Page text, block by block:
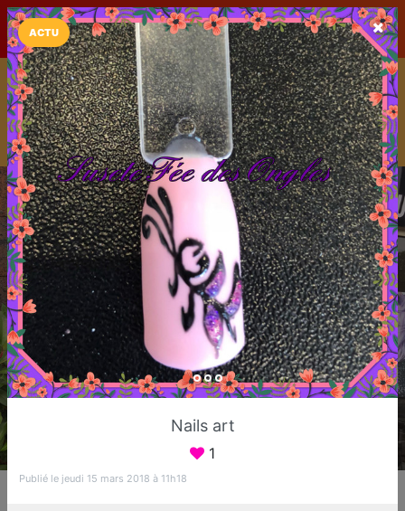
LaCarte LaCarte sur
Play Store
Installez l'App LaCarte
Téléchargez gratuitement l'app LaCarte pour suivre vos
commerces favoris et ne rien rater !
Télécharger Plus tard
Susete Fée Des Ongles
ACTU
Nails art
1
Publié le jeudi 15 mars 2018 à 11h18